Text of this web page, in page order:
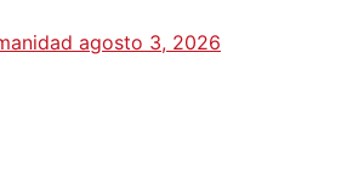
agosto 3, 2026